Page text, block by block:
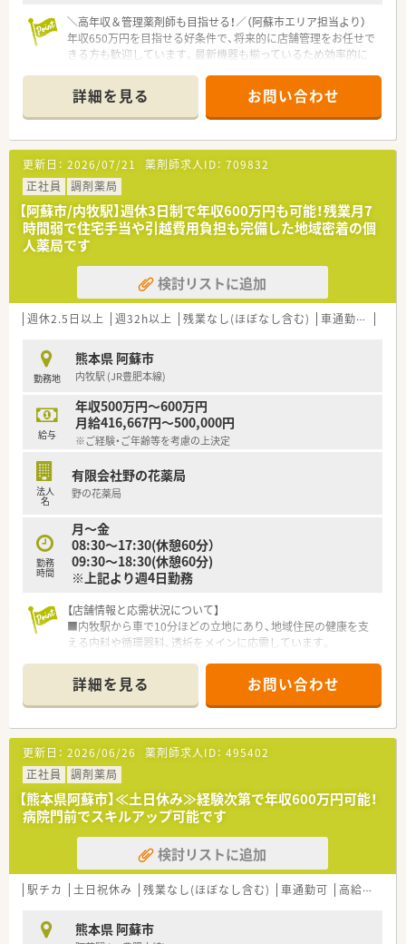
＼高年収＆管理薬剤師も目指せる！／（阿蘇市エリア担当より）
年収650万円を目指せる好条件で、将来的に店舗管理をお任せで
きる方も歓迎しています。最新機器も揃っているため効率的に
【店舗情報と応需状況について】
■JR豊肥本線の内牧駅から車で10分の立地にあり、内科や循環
器科、透析をメインに応需している調剤薬局です。
■1日の処方箋枚数は40〜50枚程度で、重ための処方内容にも余
裕をもって対応できる環境が整えられています。
■店舗には薬剤師が常時2〜3名、事務スタッフが5名在籍してお
り、手厚い人員体制で日々の業務を行っています。
【法人特徴について】
■阿蘇市にて1店舗を展開している個人薬局で、地域に密着した
丁寧な医療サービスの提供を継続しています。
■調剤業務に留まらず、在宅医療やOTC販売などの幅広い分野に
おいても地域社会への貢献に取り組んでいます。
■薬剤師である代表自らも現場で勤務しており、現場の声を反映
【職場環境と雰囲気】
■調剤室には自動分包機や音声薬歴などが導入されており、業務
の機械化と効率化がしっかりと進んでいます。
■調剤室が広く開放的な一方で、投薬カウンターは患者様と座っ
てゆったり対話できる設計となっています。
■職場の雰囲気は明るくアットホームで、薬剤師と事務スタッフ
【こんな取り組みをしています】
度で持続可能な医療連携を行っています。
■患者様の生活習慣や健康状態に合わせたOTC医薬品の提案な
ど、セルフメディケーションの推進に注力します。
■居宅および施設への在宅訪問業務を積極的に実施し、通院が困
詳細を見る お問い合わせ
更新日： 2026/07/21 薬剤師求人ID： 709832
正社員
調剤薬局
【阿蘇市/内牧駅】週休3日制で年収600万円も可能！残業月7
時間弱で住宅手当や引越費用負担も完備した地域密着の個
人薬局です
検討リストに追加
週休2.5日以上 週32h以上 残業なし(ほぼなし含む) 車通勤可
勤務地
熊本県 阿蘇市
内牧駅 (JR豊肥本線)
給与
年収500万円～600万円
月給416,667円～500,000円
※ご経験・ご年齢等を考慮の上決定
法人
名
有限会社野の花薬局
野の花薬局
勤務
時間
月～金
08:30～17:30(休憩60分）
09:30～18:30(休憩60分)
※上記より週4日勤務
【店舗情報と応需状況について】
■内牧駅から車で10分ほどの立地にあり、地域住民の健康を支
える内科や循環器科、透析をメインに応需しています。
時2名から3名体制のため、余裕を持って対応できます。
■医薬品の採用品目数は約1200品目にのぼり、重めの処方内容
も含まれるため、幅広い知識を習得することが可能です。
【募集背景と求める人物像について】
■今回は欠員補充のための募集となっており、地域の方々と座っ
てじっくり対話ができる方を新たな仲間として迎えます。
■患者様一人ひとりと向き合う姿勢を大切にしており、長期的に
腰を据えて勤務いただける薬剤師の方を求めています。
■地域の医療貢献に意欲的な方を募集しており、在宅業務やOTC
販売の分野でも積極的に取り組める方を歓迎します。
【法人特徴について】
■阿蘇市に根ざした1店舗運営の個人薬局で、代表者も現役の薬
■地域密着型の経営方針を掲げており、在宅医療やOTC医薬品の
提供を通じて地域社会への多角的な貢献を目指しています。
詳細を見る お問い合わせ
更新日： 2026/06/26 薬剤師求人ID： 495402
正社員
調剤薬局
【熊本県阿蘇市】≪土日休み≫経験次第で年収600万円可能！
病院門前でスキルアップ可能です
検討リストに追加
駅チカ 土日祝休み 残業なし(ほぼなし含む) 車通勤可 高給与(600万円以上)
熊本県 阿蘇市